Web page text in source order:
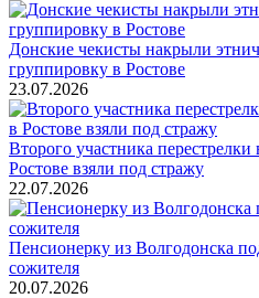
Донские чекисты накрыли
группировку в Ростове
23.07.2026
Второго участника перестрелки
Ростове взяли под стражу
22.07.2026
Пенсионерку из Волгодонска
сожителя
20.07.2026